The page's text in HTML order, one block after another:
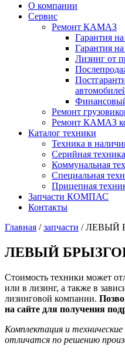
О компании
Сервис
Ремонт КАМАЗ
Гарантия
Гарантия
Лизинг от
Ремонт
Ремонт КАМАЗ
Каталог техники
Техника в
Серийная техника
Коммунальная
Специальная
Прицепная
Запчасти КОМПАС
Контакты
Главная /запчасти / ЛЕВЫЙ
ЛЕВЫЙ
Стоимость техники может
или в лизинг, а также в
лизинговой компании.
на сайте для получения
Комплектация и
отличатся по решению